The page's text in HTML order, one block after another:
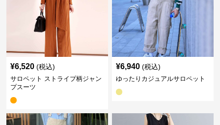
¥6,520 (税込)
サロペット ストライプ柄ジャン
プスーツ
¥6,940 (税込)
ゆったりカジュアルサロペット